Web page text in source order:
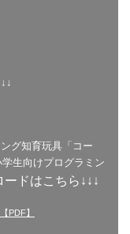
グ知育玩具「コー
生向けプログラミン
ードはこちら↓↓↓
PDF】